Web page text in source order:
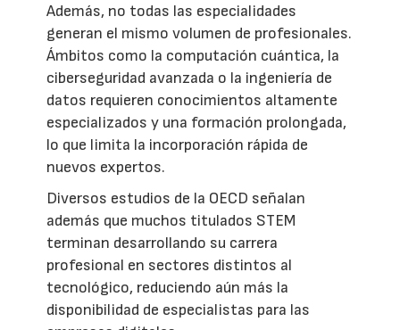
Además, no todas las especialidades
generan el mismo volumen de profesionales.
Ámbitos como la computación cuántica, la
ciberseguridad avanzada o la ingeniería de
datos requieren conocimientos altamente
especializados y una formación prolongada,
lo que limita la incorporación rápida de
nuevos expertos.
Diversos estudios de la OECD señalan
además que muchos titulados STEM
terminan desarrollando su carrera
profesional en sectores distintos al
tecnológico, reduciendo aún más la
disponibilidad de especialistas para las